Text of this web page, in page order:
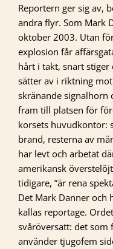
Reportern ger sig av,
andra flyr. Som Mark
oktober 2003. Utan
explosion får
hårt i takt, snart
sätter av i riktning
skränande signalhorn
fram till platsen för
korsets huvudkontor:
brand, resterna av
har levt och arbetat
amerikansk
tidigare, ”är rena
Det Mark Danner och
kallas reportage.
svåröversatt: det som
använder tjugofem